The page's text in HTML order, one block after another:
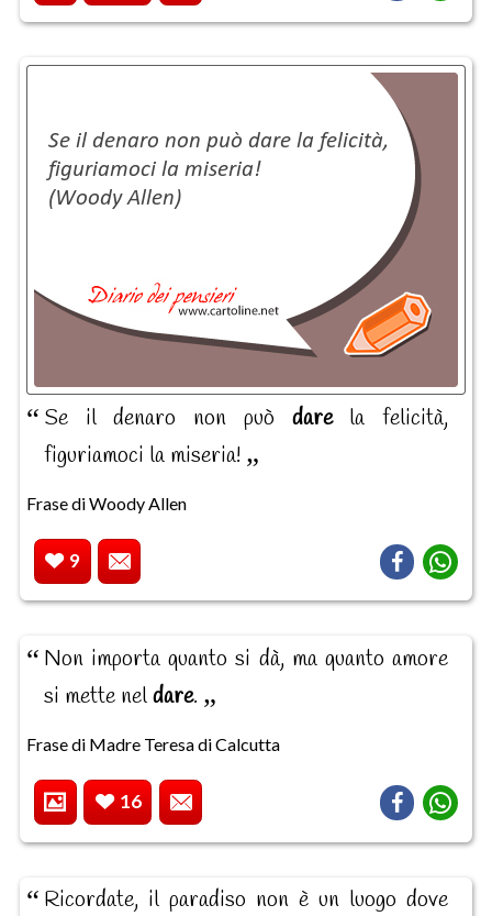
Se il denaro non può darela felicità,
figuriamoci la miseria!
Frase di Woody Allen
9
Non importa quanto si dà, ma quanto amore
si mette neldare.
Frase di Madre Teresa di Calcutta
16
Ricordate, il paradiso non è un luogo dove